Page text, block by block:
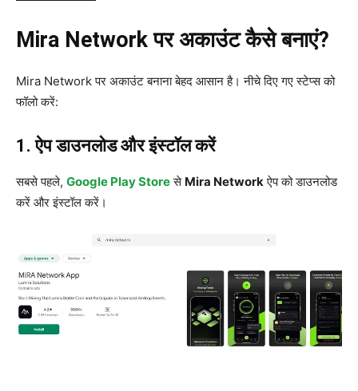
Mira Network पर अकाउंट कैसे बनाएं?
Mira Network पर अकाउंट बनाना बेहद आसान है। नीचे दिए गए स्टेप्स को
फॉलो करें:
1. ऐप डाउनलोड और इंस्टॉल करें
सबसे पहले, Google Play Storeसे Mira Networkऐप को डाउनलोड
करें और इंस्टॉल करें।